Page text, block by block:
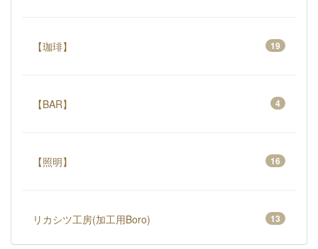
【珈琲】 19
【BAR】 4
【照明】 16
リカシツ工房(加工用Boro) 13